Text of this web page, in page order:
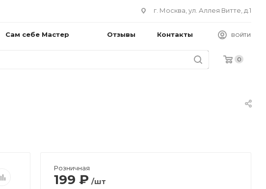
г. Москва, ул. Аллея Витте, д.1
Сам себе Мастер Отзывы Контакты ВОЙТИ
0
Розничная
199 ₽ /шт